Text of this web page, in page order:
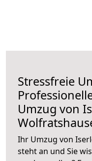
Stressfreie
Umzug von
Ihr Umzug von
steht an und Sie